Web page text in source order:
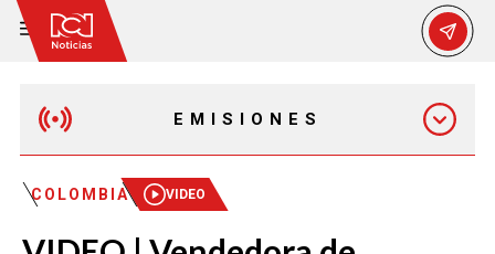
EMISIONES
EMISIÓN 12:30 PM
COLOMBIA VIDEO